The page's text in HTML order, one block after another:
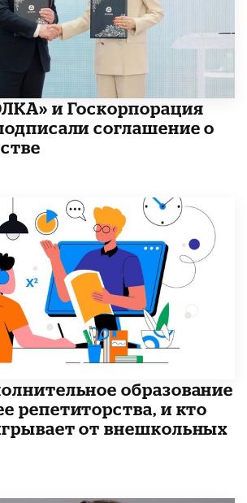
и Госкорпорация
соглашение о
образование
репетиторства, и кто
от внешкольных